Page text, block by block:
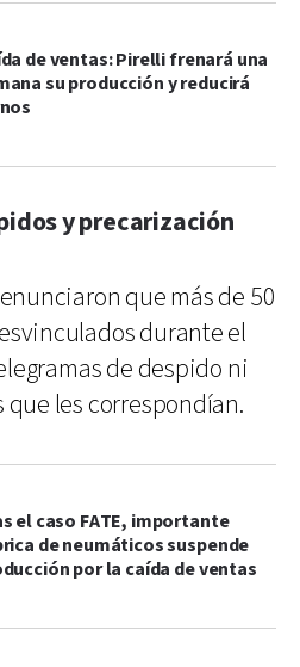
de ventas: Pirelli frenará una
su producción y reducirá
y precarización
que más de 50
durante el
de despido ni
les correspondían.
el caso FATE, importante
de neumáticos suspende
por la caída de ventas